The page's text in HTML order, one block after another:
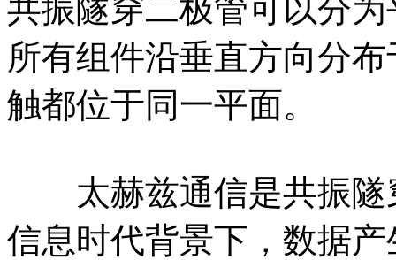
共振隧穿二极管可以分
所有组件沿垂直方向分
触都位于同一平面。
太赫兹通信是共振隧
信息时代背景下，数据